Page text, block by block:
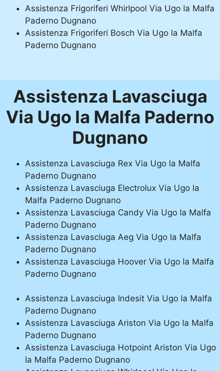
Assistenza Frigoriferi Whirlpool Via Ugo la Malfa
Paderno Dugnano
Assistenza Frigoriferi Bosch Via Ugo la Malfa
Paderno Dugnano
Assistenza Lavasciuga
Via Ugo la Malfa Paderno
Dugnano
Assistenza Lavasciuga Rex Via Ugo la Malfa
Paderno Dugnano
Assistenza Lavasciuga Electrolux Via Ugo la
Malfa Paderno Dugnano
Assistenza Lavasciuga Candy Via Ugo la Malfa
Paderno Dugnano
Assistenza Lavasciuga Aeg Via Ugo la Malfa
Paderno Dugnano
Assistenza Lavasciuga Hoover Via Ugo la Malfa
Paderno Dugnano
Assistenza Lavasciuga Indesit Via Ugo la Malfa
Paderno Dugnano
Assistenza Lavasciuga Ariston Via Ugo la Malfa
Paderno Dugnano
Assistenza Lavasciuga Hotpoint Ariston Via Ugo
la Malfa Paderno Dugnano